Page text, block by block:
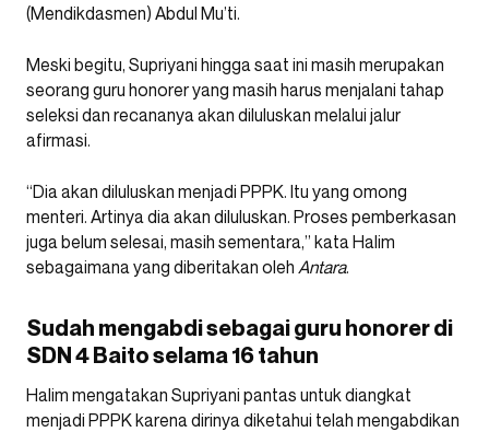
(Mendikdasmen) Abdul Mu’ti.
Meski begitu, Supriyani hingga saat ini masih merupakan
seorang guru honorer yang masih harus menjalani tahap
seleksi dan recananya akan diluluskan melalui jalur
afirmasi.
“Dia akan diluluskan menjadi PPPK. Itu yang omong
menteri. Artinya dia akan diluluskan. Proses pemberkasan
juga belum selesai, masih sementara,” kata Halim
sebagaimana yang diberitakan oleh Antara.
Sudah mengabdi sebagai guru honorer di
SDN 4 Baito selama 16 tahun
Halim mengatakan Supriyani pantas untuk diangkat
menjadi PPPK karena dirinya diketahui telah mengabdikan